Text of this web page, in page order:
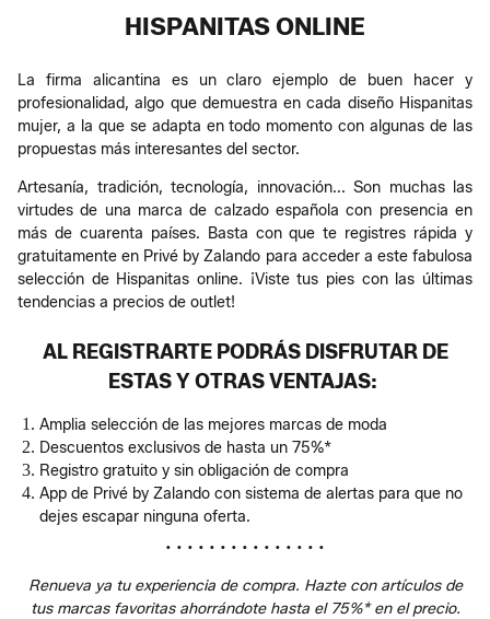
HISPANITAS ONLINE
La firma alicantina es un claro ejemplo de buen hacer y
profesionalidad, algo que demuestra en cada diseño Hispanitas
mujer, a la que se adapta en todo momento con algunas de las
propuestas más interesantes del sector.
Artesanía, tradición, tecnología, innovación... Son muchas las
virtudes de una marca de calzado española con presencia en
más de cuarenta países. Basta con que te registres rápida y
gratuitamente en Privé by Zalando para acceder a este fabulosa
selección de Hispanitas online. ¡Viste tus pies con las últimas
tendencias a precios de outlet!
AL REGISTRARTE PODRÁS DISFRUTAR DE
ESTAS Y OTRAS VENTAJAS:
Amplia selección de las mejores marcas de moda
Descuentos exclusivos de hasta un 75%*
Registro gratuito y sin obligación de compra
App de Privé by Zalando con sistema de alertas para que no
dejes escapar ninguna oferta.
• • • • • • • • • • • • • • •
Renueva ya tu experiencia de compra. Hazte con artículos de
tus marcas favoritas ahorrándote hasta el 75%* en el precio.